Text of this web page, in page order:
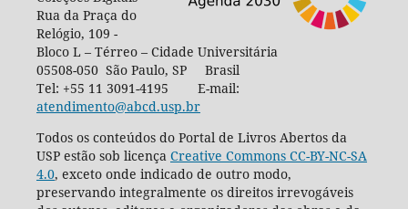
Rua da Praça do
Relógio, 109 -
Bloco L – Térreo – Cidade Universitária
05508-050 São Paulo, SP Brasil
Tel: +55 11 3091-4195 E-mail:
atendimento@abcd.usp.br
Todos os conteúdos do Portal de Livros Abertos da
USP estão sob licença Creative Commons CC-BY-NC-SA
4.0, exceto onde indicado de outro modo,
preservando integralmente os direitos irrevogáveis